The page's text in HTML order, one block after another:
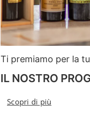
Ti premiamo per la
IL NOSTRO
Scopri di più